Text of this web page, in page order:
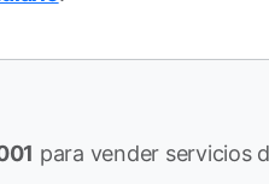
para vender servicios